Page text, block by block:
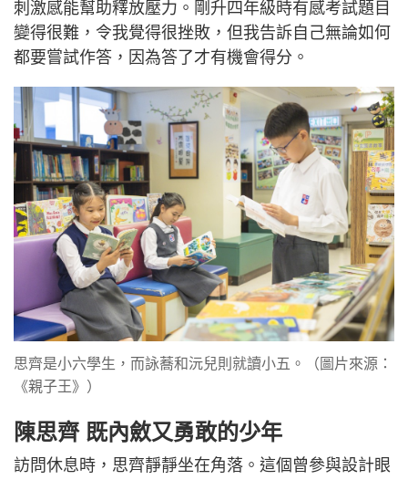
刺激感能幫助釋放壓力。剛升四年級時有感考試題目
變得很難，令我覺得很挫敗，但我告訴自己無論如何
都要嘗試作答，因為答了才有機會得分。
思齊是小六學生，而詠蕎和沅兒則就讀小五。（圖片來源：
《親子王》）
陳思齊 既內斂又勇敢的少年
訪問休息時，思齊靜靜坐在角落。這個曾參與設計眼